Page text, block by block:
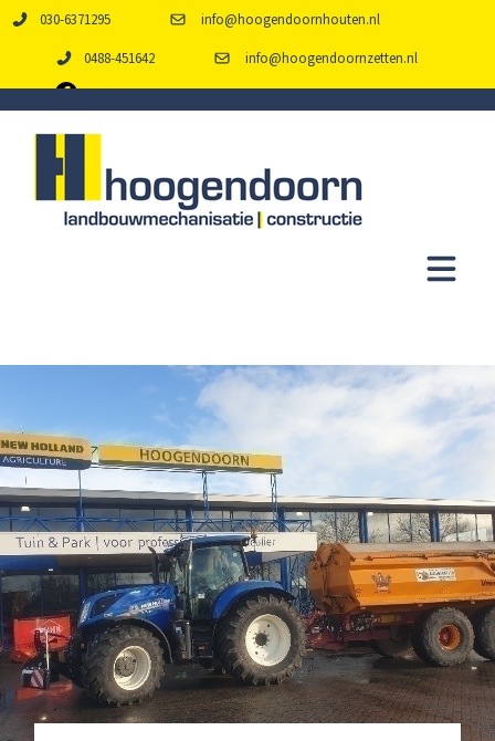
030-6371295 info@hoogendoornhouten.nl
0488-451642 info@hoogendoornzetten.nl